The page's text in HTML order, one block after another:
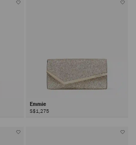
Emmie
S$1,275